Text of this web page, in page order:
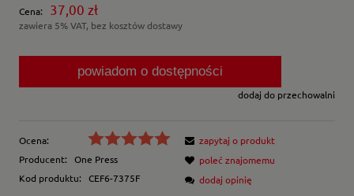
Cena: 37,00 zł
zawiera 5% VAT, bez kosztów dostawy
powiadom o dostępności
dodaj do przechowalni
Ocena:
Producent:
One Press
Kod produktu:
CEF6-7375F
zapytaj o produkt
poleć znajomemu
dodaj opinię